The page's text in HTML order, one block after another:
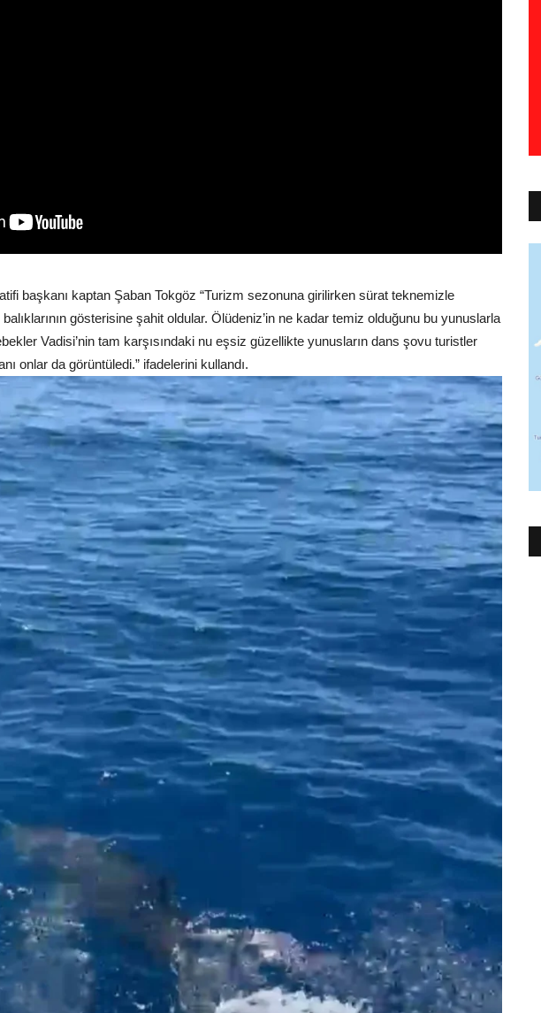
başkanı kaptan Şaban Tokgöz “Turizm sezonuna girilirken sürat teknemizle
gösterisine şahit oldular. Ölüdeniz’in ne kadar temiz olduğunu bu yunuslarla
Vadisi’nin tam karşısındaki nu eşsiz güzellikte yunusların dans şovu turistler
onlar da görüntüledi.” ifadelerini kullandı.